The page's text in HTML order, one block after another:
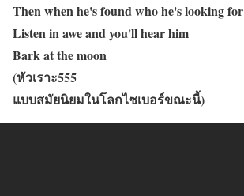
Then when he's found who he's looking for
Listen in awe and you'll hear him
Bark at the moon
(หัวเราะ555
แบบสมัยนิยมในโลกไซเบอร์ขณะนี้)